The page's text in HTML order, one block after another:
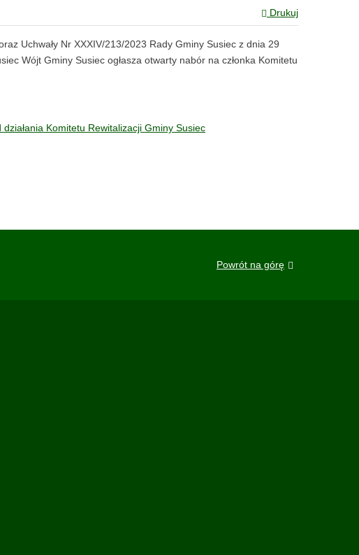
Drukuj
Uchwały Nr XXXIV/213/2023 Rady Gminy Susiec z dnia 29
Wójt Gminy Susiec ogłasza otwarty nabór na członka Komitetu
Komitetu Rewitalizacji Gminy Susiec
Powrót na górę